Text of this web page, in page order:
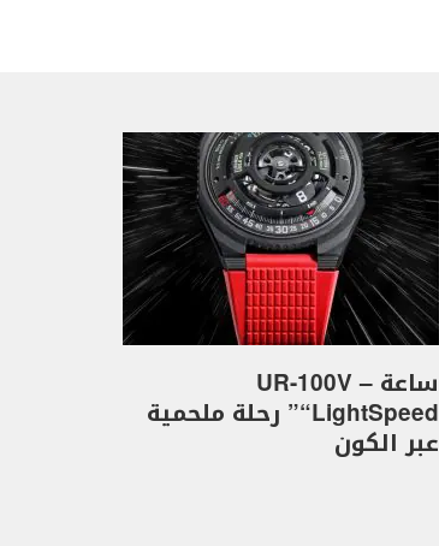
ساعة UR-100V –
“LightSpeed” رحلة ملحمية
عبر الكون